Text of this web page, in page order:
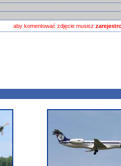
aby komentować zdjęcie musisz